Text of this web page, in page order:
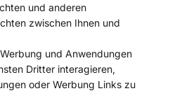
und anderen
zwischen Ihnen und
und Anwendungen
Dritter interagieren,
oder Werbung Links zu